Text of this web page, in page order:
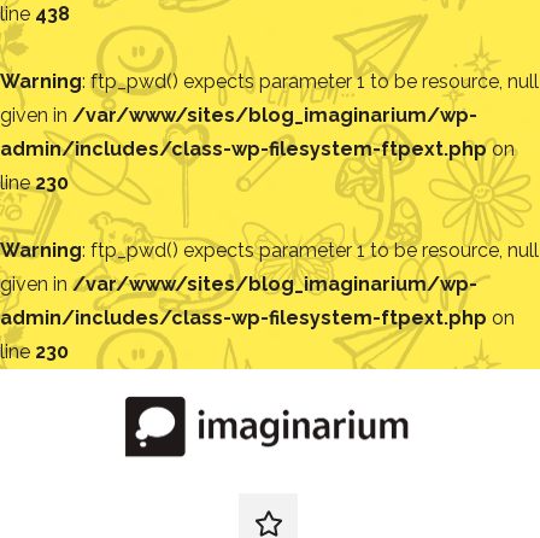
line 438
Warning: ftp_pwd() expects parameter 1 to be resource, null
given in /var/www/sites/blog_imaginarium/wp-
admin/includes/class-wp-filesystem-ftpext.phpon
line230
Warning: ftp_pwd() expects parameter 1 to be resource, null
given in /var/www/sites/blog_imaginarium/wp-
admin/includes/class-wp-filesystem-ftpext.php on
line 230
redes